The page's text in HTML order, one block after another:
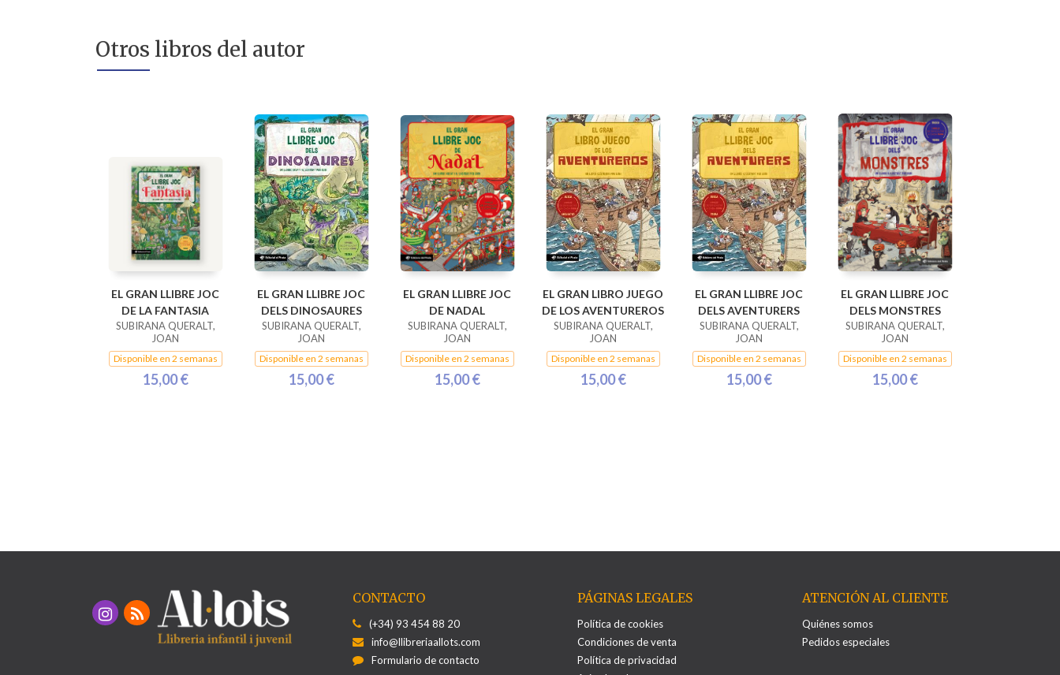
Otros libros del autor
EL GRAN LLIBRE JOC
DE LA FANTASIA
SUBIRANA QUERALT,
JOAN
Disponible en 2 semanas
15,00 €
EL GRAN LLIBRE JOC
DELS DINOSAURES
SUBIRANA QUERALT,
JOAN
Disponible en 2 semanas
15,00 €
EL GRAN LLIBRE JOC
DE NADAL
SUBIRANA QUERALT,
JOAN
Disponible en 2 semanas
15,00 €
EL GRAN LIBRO JUEGO
DE LOS AVENTUREROS
SUBIRANA QUERALT,
JOAN
Disponible en 2 semanas
15,00 €
EL GRAN LLIBRE JOC
DELS AVENTURERS
SUBIRANA QUERALT,
JOAN
Disponible en 2 semanas
15,00 €
EL GRAN LLIBRE JOC
DELS MONSTRES
SUBIRANA QUERALT,
JOAN
Disponible en 2 semanas
15,00 €
CONTACTO
(+34) 93 454 88 20
info@llibreriaallots.com
Formulario de contacto
PÁGINAS LEGALES
Política de cookies
Condiciones de venta
Política de privacidad
ATENCIÓN AL CLIENTE
Quiénes somos
Pedidos especiales